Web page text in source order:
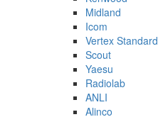
Midland
Icom
Vertex Standard
Scout
Yaesu
Radiolab
ANLI
Alinco